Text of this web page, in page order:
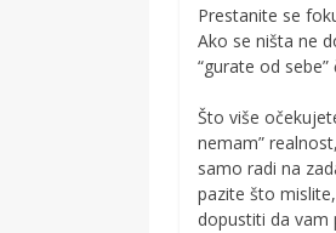
Prestanite se
Ako se ništa ne
“gurate od
Što više
nemam”
samo radi na
pazite što
dopustiti da vam